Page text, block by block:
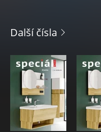
Další čísla